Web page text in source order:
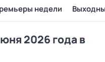
недели
2026 года в